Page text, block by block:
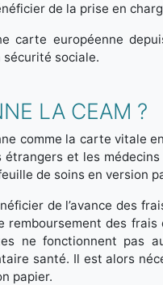
de la prise en
carte européenne
sécurité sociale.
LA CEAM ?
comme la carte vitale
et les
de soins en version
de l’avance des
remboursement des
ne fonctionnent pas
santé. Il est alors
papier.